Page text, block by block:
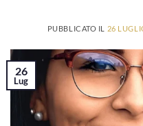
PUBBLICATO IL 26
26
Lug